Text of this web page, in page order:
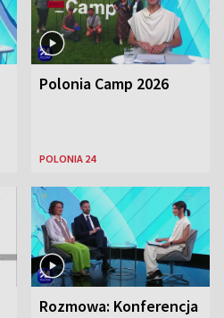
Polonia Camp 2026
POLONIA 24
Rozmowa: Konferencja